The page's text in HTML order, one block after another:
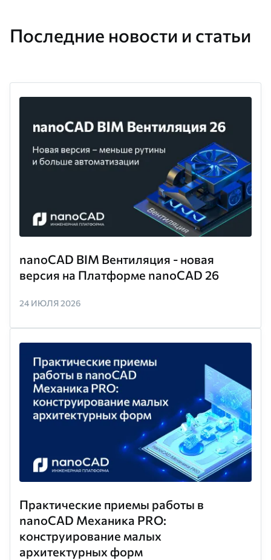
Последние новости и статьи
nanoCAD BIM Вентиляция - новая
версия на Платформе nanoCAD 26
24 ИЮЛЯ 2026
Практические приемы работы в
nanoCAD Механика PRO:
конструирование малых
архитектурных форм